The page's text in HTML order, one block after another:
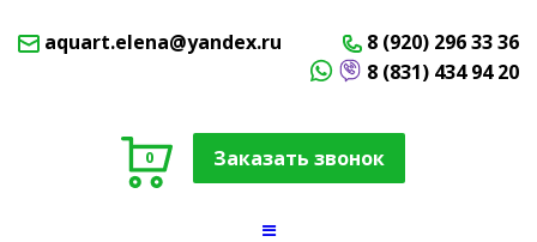
aquart.elena@yandex.ru
8 (920) 296 33 36
8 (831) 434 94 20
0 Заказать звонок